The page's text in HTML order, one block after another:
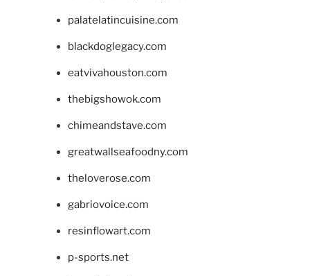
palatelatincuisine.com
blackdoglegacy.com
eatvivahouston.com
thebigshowok.com
chimeandstave.com
greatwallseafoodny.com
theloverose.com
gabriovoice.com
resinflowart.com
p-sports.net